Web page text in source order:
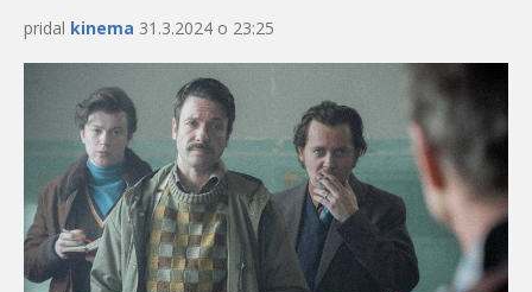
pridal kinema 31.3.2024 o 23:25